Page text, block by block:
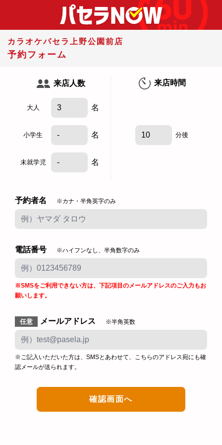
カラオケパセラ上野公園前店
予約フォーム
来店人数
大人 名
小学生 名
未就学児 名
来店時間
分後
予約者名 ※カナ・半角英字のみ
電話番号 ※ハイフンなし、半角数字のみ
※SMSをご利用できない方は、下記項目のメールアドレスのご入力もお
願いします。
任意 メールアドレス ※半角英数
※ご記入いただいた方は、SMSとあわせて、こちらのアドレス宛にも確
認メールが送られます。